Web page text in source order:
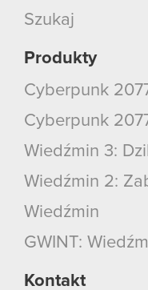
Szukaj
Produkty
Cyberpunk
Cyberpunk
Wiedźmin 3:
Wiedźmin 2:
Wiedźmin
GWINT:
Kontakt